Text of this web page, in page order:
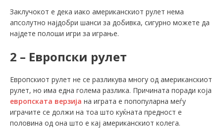
Заклучокот е дека иако американскиот рулет нема
апсолутно најдобри шанси за добивка, сигурно можете да
најдете полоши игри за играње.
2 – Европски рулет
Европскиот рулет не се разликува многу од американскиот
рулет, но има една голема разлика. Причината поради која
европската верзија на играта е попопуларна меѓу
играчите се должи на тоа што куќната предност е
половина од она што е кај американскиот колега.